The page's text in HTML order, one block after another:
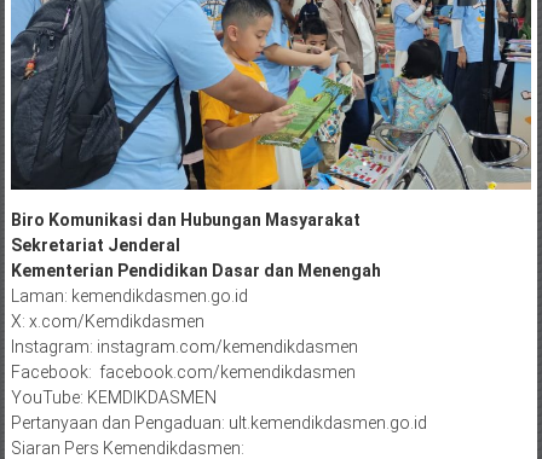
Biro Komunikasi dan Hubungan Masyarakat
Sekretariat Jenderal
Kementerian Pendidikan Dasar dan Menengah
Laman: kemendikdasmen.go.id
X: x.com/Kemdikdasmen
Instagram: instagram.com/kemendikdasmen
Facebook: facebook.com/kemendikdasmen
YouTube: KEMDIKDASMEN
Pertanyaan dan Pengaduan: ult.kemendikdasmen.go.id
Siaran Pers Kemendikdasmen: